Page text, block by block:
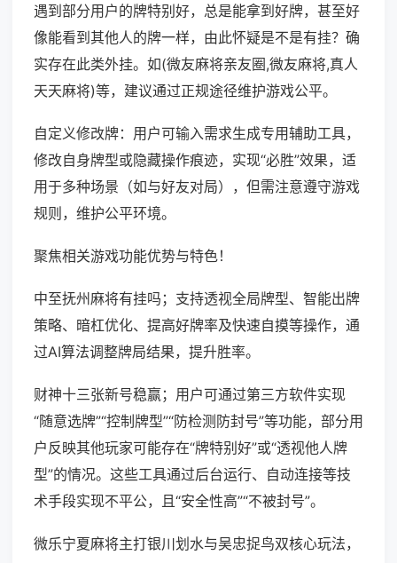
遇到部分用户的牌特别好，总是能拿到好牌，甚至好
像能看到其他人的牌一样，由此怀疑是不是有挂？确
实存在此类外挂。如(微友麻将亲友圈,微友麻将,真人
天天麻将)等，建议通过正规途径维护游戏公平。
自定义修改牌：用户可输入需求生成专用辅助工具，
修改自身牌型或隐藏操作痕迹，实现“必胜”效果，适
用于多种场景（如与好友对局），但需注意遵守游戏
规则，维护公平环境。
聚焦相关游戏功能优势与特色！
中至抚州麻将有挂吗；支持透视全局牌型、智能出牌
策略、暗杠优化、提高好牌率及快速自摸等操作，通
过AI算法调整牌局结果，提升胜率。
财神十三张新号稳赢；用户可通过第三方软件实现
“随意选牌”“控制牌型”“防检测防封号”等功能，部分用
户反映其他玩家可能存在“牌特别好”或“透视他人牌
型”的情况。这些工具通过后台运行、自动连接等技
术手段实现不平公，且“安全性高”“不被封号”。
微乐宁夏麻将主打银川划水与吴忠捉鸟双核心玩法，